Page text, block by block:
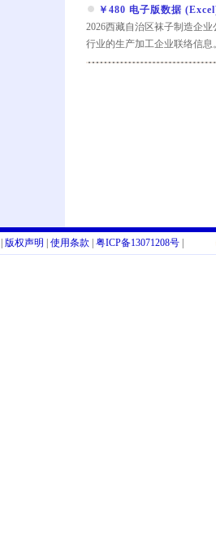
￥480 电子版数据
2026西藏自治区袜子制造企
行业的生产加工企业联络信息
版权声明 使用条款 粤ICP备13071208号|